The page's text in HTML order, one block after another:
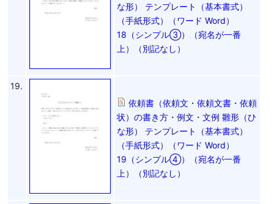
な形） テンプレート（基本書式）
（手紙形式）（ワード Word）
18（シンプル③）（宛名が一番
上）（別記なし）
19.
依頼書（依頼文・依頼文書・依頼
状）の書き方・例文・文例 雛形（ひ
な形） テンプレート（基本書式）
（手紙形式）（ワード Word）
19（シンプル④）（宛名が一番
上）（別記なし）